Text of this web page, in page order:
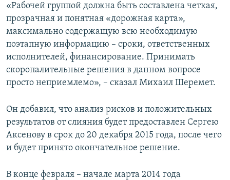
«Рабочей группой должна быть составлена четкая,
прозрачная и понятная «дорожная карта»,
максимально содержащую всю необходимую
поэтапную информацию – сроки, ответственных
исполнителей, финансирование. Принимать
скоропалительные решения в данном вопросе
просто неприемлемо», – сказал Михаил Шеремет.
Он добавил, что анализ рисков и положительных
результатов от слияния будет предоставлен Сергею
Аксенову в срок до 20 декабря 2015 года, после чего
и будет принято окончательное решение.
В конце февраля – начале марта 2014 года